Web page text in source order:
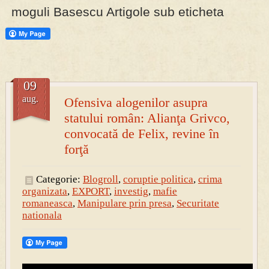
PRESA
Permise pentru vânătoarea de porci în costume, cu gulere albe
moguli Basescu Artigole sub eticheta
Ofensiva alogenilor asupra
statului român: Alianţa Grivco,
convocată de Felix, revine în
forţă
09
aug.
Categorie: Blogroll, coruptie politica, crima
organizata, EXPORT, investig, mafie
romaneasca, Manipulare prin presa, Securitate
nationala